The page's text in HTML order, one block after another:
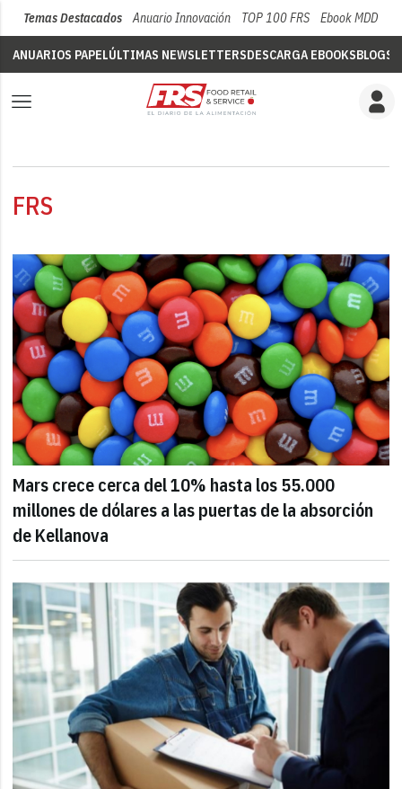
Temas Destacados Anuario Innovación TOP 100 FRS Ebook MDD
ANUARIOS PAPELÚLTIMAS NEWSLETTERSDESCARGA EBOOKSBLOGS
FRS
Mars crece cerca del 10% hasta los 55.000
millones de dólares a las puertas de la absorción
de Kellanova